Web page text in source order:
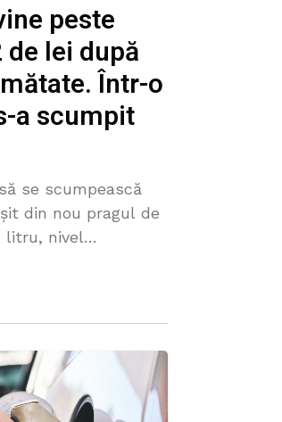
peste
lei după
Într-o
a scumpit
se scumpească
din nou pragul de
litru, nivel
ANRE a stabilit